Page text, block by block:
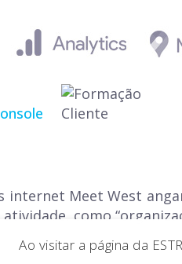
internet Meet West
como
Ao visitar a página da